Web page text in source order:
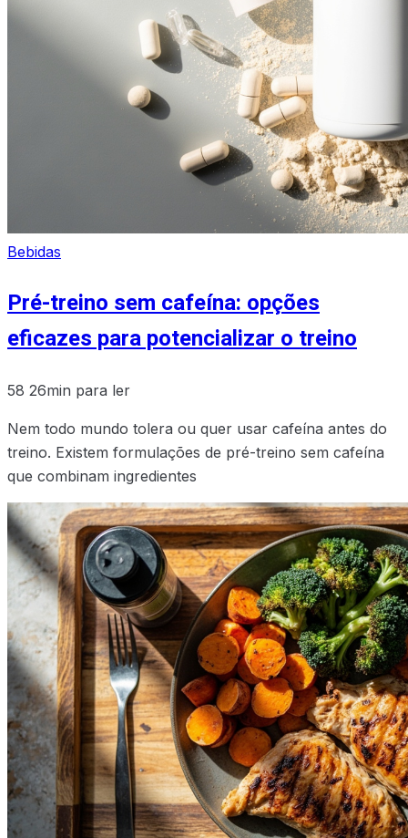
Bebidas
Pré-treino sem cafeína: opções
eficazes para potencializar o treino
58 26min para ler
Nem todo mundo tolera ou quer usar cafeína antes do
treino. Existem formulações de pré-treino sem cafeína
que combinam ingredientes